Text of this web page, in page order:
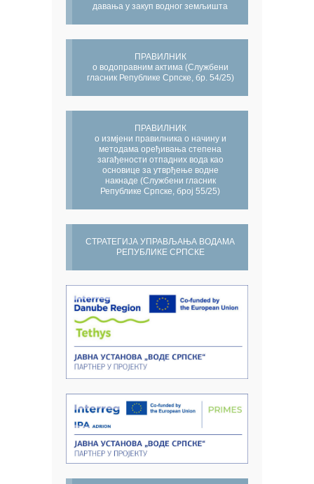
давања у закуп водног земљишта
ПРАВИЛНИК
о водоправним актима (Службени
гласник Републике Српске, бр. 54/25)
ПРАВИЛНИК
о измјени правилника о начину и
методама оређивања степена
загађености отпадних вода као
основице за утврђење водне
накнаде (Службени гласник
Републике Српске, број 55/25)
СТРАТЕГИЈА УПРАВЉАЊА ВОДАМА
РЕПУБЛИКЕ СРПСКЕ